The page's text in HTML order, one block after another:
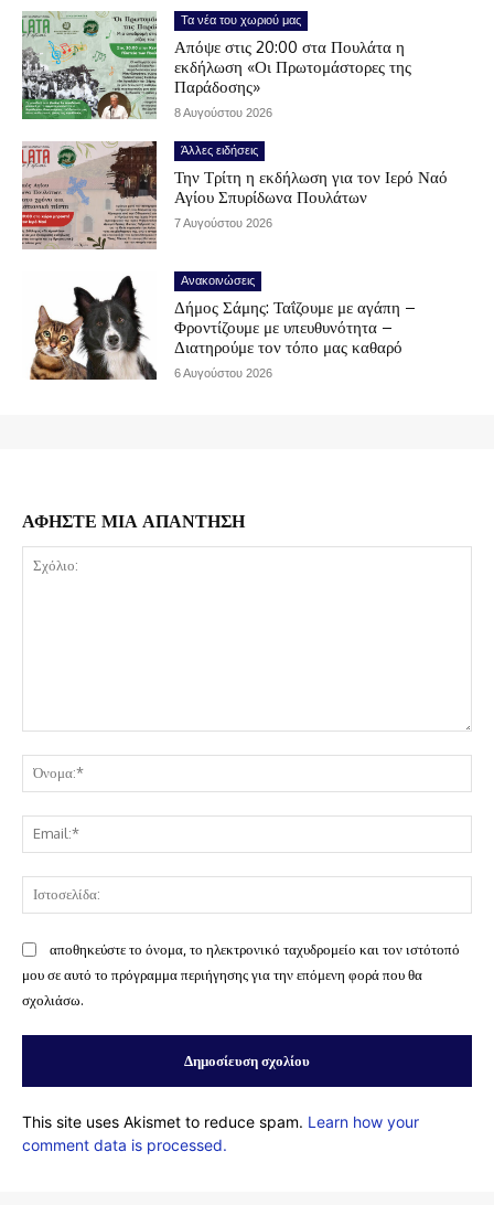
Τα νέα του χωριού μας
Απόψε στις 20:00 στα Πουλάτα η
εκδήλωση «Οι Πρωτομάστορες της
Παράδοσης»
8 Αυγούστου 2026
Άλλες ειδήσεις
Την Τρίτη η εκδήλωση για τον Ιερό Ναό
Αγίου Σπυρίδωνα Πουλάτων
7 Αυγούστου 2026
Ανακοινώσεις
Δήμος Σάμης: Ταΐζουμε με αγάπη –
Φροντίζουμε με υπευθυνότητα –
Διατηρούμε τον τόπο μας καθαρό
6 Αυγούστου 2026
ΑΦΗΣΤΕ ΜΙΑ ΑΠΑΝΤΗΣΗ
αποθηκεύστε το όνομα, το ηλεκτρονικό ταχυδρομείο και τον ιστότοπό
μου σε αυτό το πρόγραμμα περιήγησης για την επόμενη φορά που θα
σχολιάσω.
This site uses Akismet to reduce spam. Learn how your
comment data is processed.